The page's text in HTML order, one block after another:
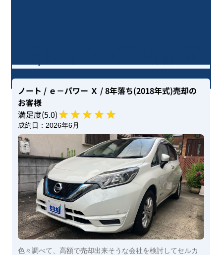
ノート / ｅ－パワー Ｘ / 8年落ち(2018年式)売却の
お客様
満足度(5.0)
成約日： 2026年6月
色々調べて、高額で売却出来そうな会社を検討してセルカ